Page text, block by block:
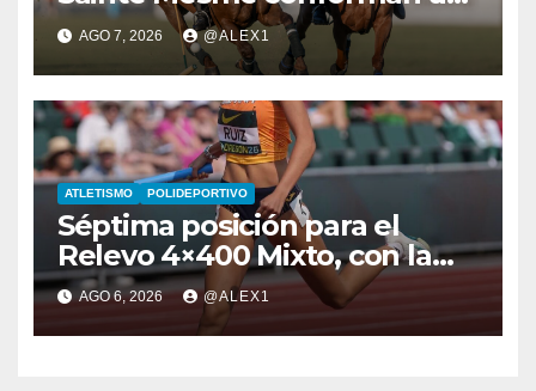
domingo de ‘infarto’ por las
semifinales del alto hándicap
AGO 7, 2026 @ALEX1
ATLETISMO POLIDEPORTIVO
Séptima posición para el
Relevo 4×400 Mixto, con la
algecireña Ana Alba Ruiz De
Diego, en el Mundial Sub-20
AGO 6, 2026 @ALEX1